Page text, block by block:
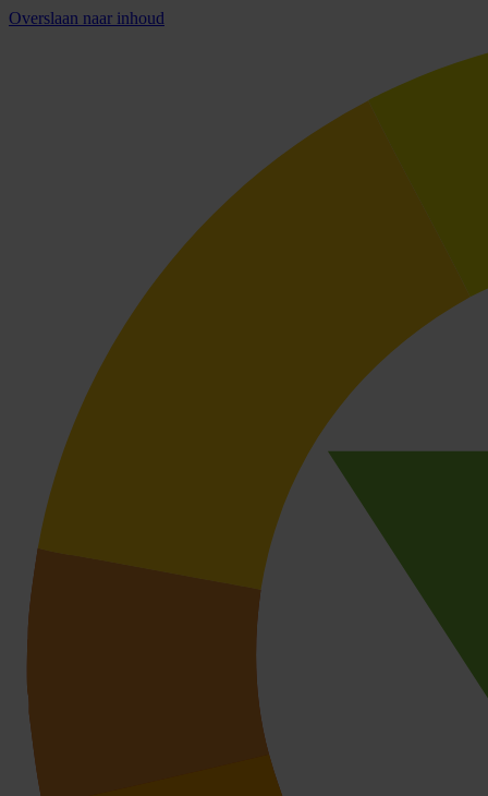
Overslaan naar inhoud